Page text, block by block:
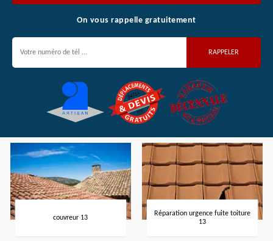
On vous rappelle gratuitement
couvreur 13
Réparation urgence fuite toiture
13